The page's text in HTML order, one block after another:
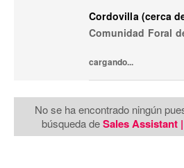
Primeras marcas,
a...
Cordovilla (cerca
Comunidad Foral
cargando...
No se ha encontrado ningún
búsqueda deSales Assistant